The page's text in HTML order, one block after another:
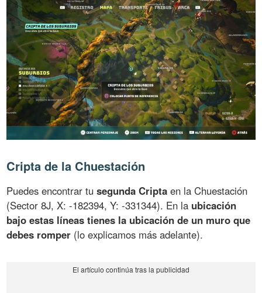
Cripta de la Chuestación
Puedes encontrar tusegunda Cripta en la Chuestación
(Sector 8J, X: -182394, Y: -331344). En la ubicación
bajo estas líneas tienes la ubicación de un muro que
debes romper (lo explicamos más adelante).